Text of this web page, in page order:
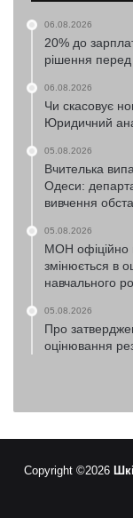
06.08.2026
20% до
рішення
06.08.2026
Чи скасовує
Юридичний
05.08.2026
Вчителька
Одеси:
вивчення
05.08.2026
МОН офіційно
змінюється в
навчального
05.08.2026
Про
оцінювання
Copyright ©2026